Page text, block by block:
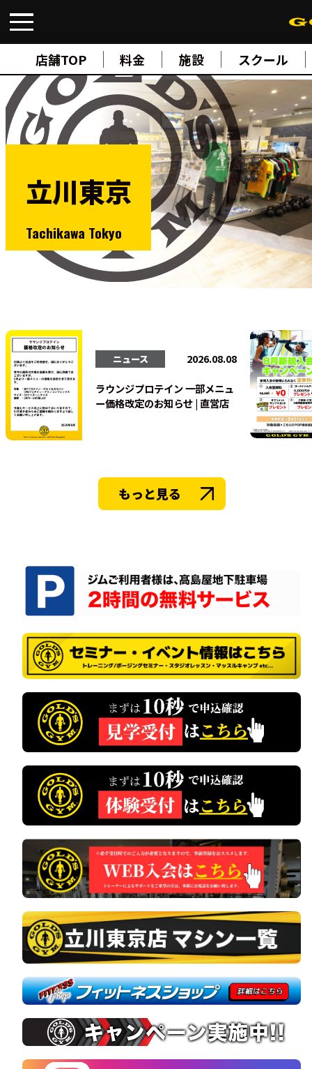
店舗TOP 料金 施設 スクール
FIND A GYM 店舗検索
ABOUT ゴールドジムについて
SUPPORT トレーニングサポート
SCHOOLスクール
STUDIO
JOINご入会について
NEWSニュース
SHOPオンラインストア
立川東京
Tachikawa Tokyo
ニュース 2026.08.08
ラウンジプロテイン 一部メニュ
ー価格改定のお知らせ | 直営店
もっと見る